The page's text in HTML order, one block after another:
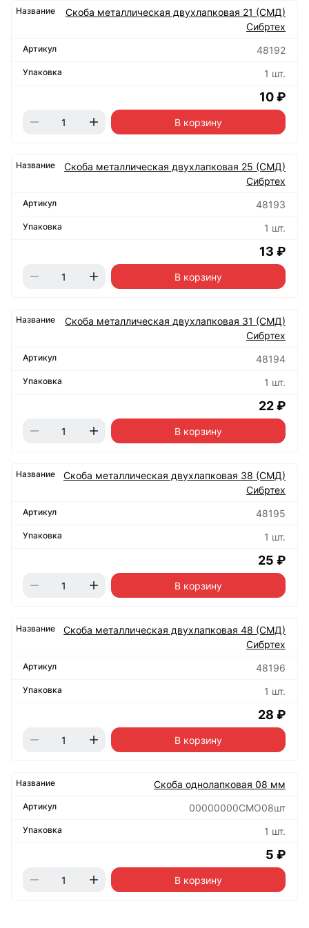
Скоба металлическая двухлапковая 21 (СМД)
Сибртех
48192
1 шт.
10 ₽
В корзину
Скоба металлическая двухлапковая 25 (СМД)
Сибртех
48193
1 шт.
13 ₽
В корзину
Скоба металлическая двухлапковая 31 (СМД)
Сибртех
48194
1 шт.
22 ₽
В корзину
Скоба металлическая двухлапковая 38 (СМД)
Сибртех
48195
1 шт.
25 ₽
В корзину
Скоба металлическая двухлапковая 48 (СМД)
Сибртех
48196
1 шт.
28 ₽
В корзину
Скоба однолапковая 08 мм
00000000СМО08шт
1 шт.
5 ₽
В корзину